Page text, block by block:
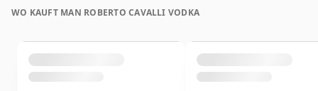
WO KAUFT MAN ROBERTO CAVALLI VODKA